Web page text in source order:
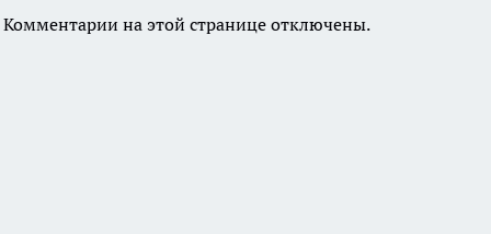
Комментарии на этой странице отключены.